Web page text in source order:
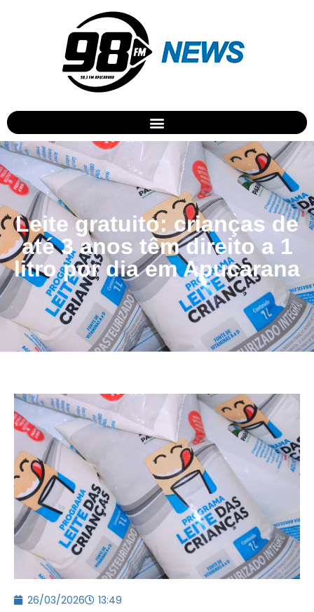
Leite gratuito: crianças de
até 3 anos têm direito a 1
litro por dia em Apucarana
26/03/2026 13:49